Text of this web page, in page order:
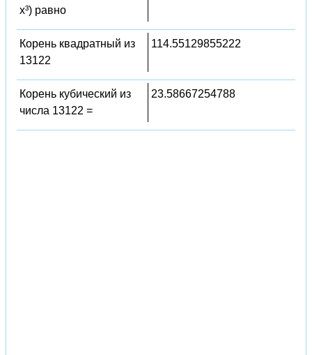
x³) равно
Корень квадратный из
13122
114.55129855222
Корень кубический из
числа 13122 =
23.58667254788